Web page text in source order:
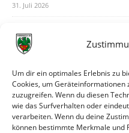
Um dir ein optimales Erlebnis zu
Cookies, um
zuzugreifen. Wenn du diesen
wie das Surfverhalten oder
verarbeiten. Wenn du deine
können bestimmte Merkmale und
31. Juli 2026
30. Juli 2026
28. Juli 2026
Neuer Rückensponsor
28. Juli 2026
Neue Podcast-Folge: So tickt